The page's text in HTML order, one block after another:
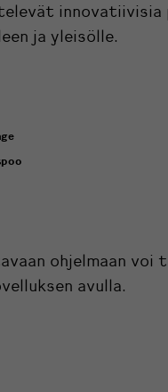
innovatiivisia
ja yleisölle.
ohjelmaan
avulla.